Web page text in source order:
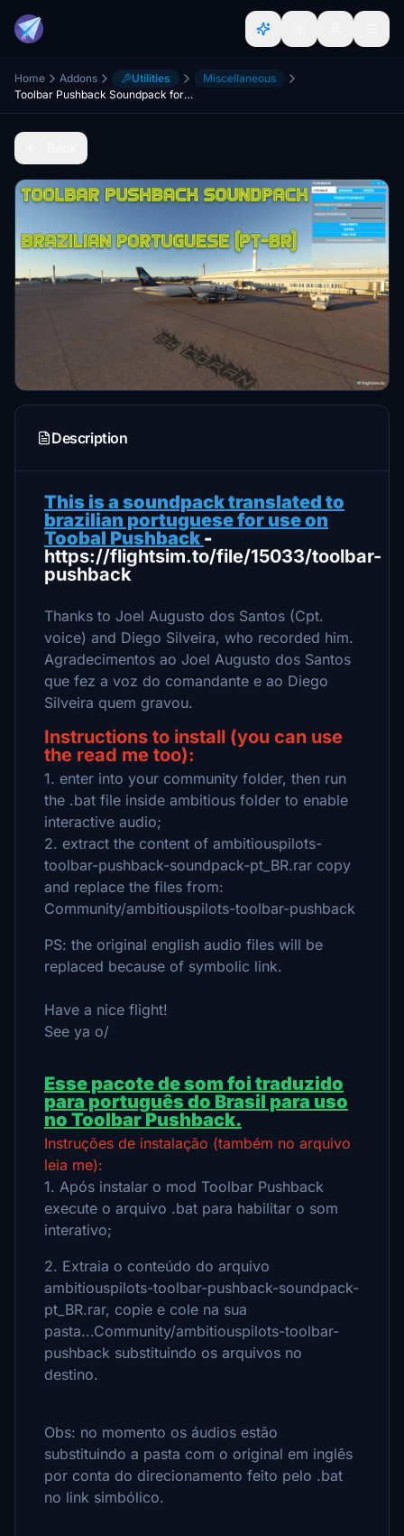
Home Addons Utilities
Miscellaneous
Toolbar Pushback Soundpack for Brazilian Portuguese (pt-BR)
Description
This is a soundpack translated to
brazilian portuguese for use on
Toobal Pushback -
https://flightsim.to/file/15033/toolbar-
pushback
Thanks to Joel Augusto dos Santos (Cpt.
voice) and Diego Silveira, who recorded him.
Agradecimentos ao Joel Augusto dos Santos
que fez a voz do comandante e ao Diego
Silveira quem gravou.
Instructions to install (you can use
the read me too):
1. enter into your community folder, then run
the .bat file inside ambitious folder to enable
interactive audio;
2. extract the content of ambitiouspilots-
toolbar-pushback-soundpack-pt_BR.rar copy
and replace the files from:
Community/ambitiouspilots-toolbar-pushback
PS: the original english audio files will be
replaced because of symbolic link.
Have a nice flight!
See ya o/
Esse pacote de som foi traduzido
para português do Brasil para uso
no Toolbar Pushback.
Instruções de instalação (também no arquivo
leia me):
1. Após instalar o mod Toolbar Pushback
execute o arquivo .bat para habilitar o som
interativo;
2. Extraia o conteúdo do arquivo
ambitiouspilots-toolbar-pushback-soundpack-
pt_BR.rar, copie e cole na sua
pasta...Community/ambitiouspilots-toolbar-
pushback substituindo os arquivos no
destino.
Obs: no momento os áudios estão
substituindo a pasta com o original em inglês
por conta do direcionamento feito pelo .bat
no link simbólico.